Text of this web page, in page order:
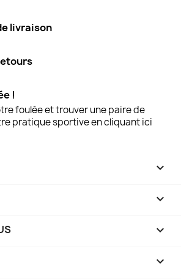
livraison
!
foulée et trouver une paire de
pratique sportive en cliquant ici



